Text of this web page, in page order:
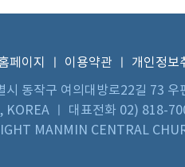
페이지 이용약관
개인정보
시 동작구 여의대방로22길 73
KOREA ㅣ 대표전화 02) 818-
MANMIN CENTRAL